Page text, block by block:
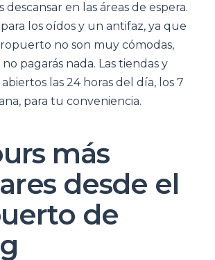
en las áreas de espera.
los oídos y un antifaz, ya que
no son muy cómodas,
pagarás nada. Las tiendas y
las 24 horas del día, los 7
para tu conveniencia.
más
desde el
de